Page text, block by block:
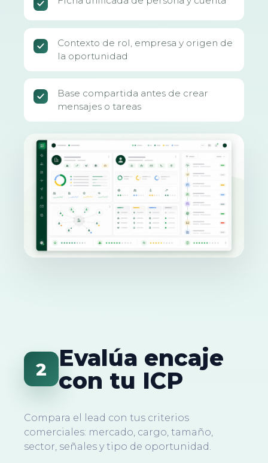
Contexto de rol, empresa y origen de
la oportunidad
Base compartida antes de crear
mensajes o tareas
2 Evalúa encaje
con tu ICP
Compara el lead con tus criterios
comerciales: mercado, cargo, tamaño,
sector, señales y tipo de oportunidad.